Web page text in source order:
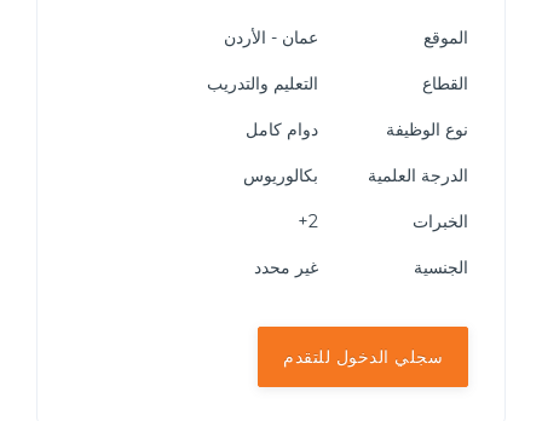
الموقع عمان - الأردن
القطاع التعليم والتدريب
نوع الوظيفة دوام كامل
الدرجة العلمية بكالوريوس
الخبرات
الجنسية غير محدد
سجلي الدخول للتقدم